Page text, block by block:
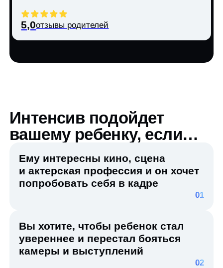
Интенсив подойдет
вашему ребенку, если…
увереннее и перестал бояться
камеры и выступлений
02
Вашему ребенку нравится
творчество и он хочет создать
свою первую видео-визитку
Интенсив